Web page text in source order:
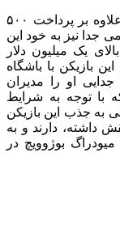
هر باشگاهی که خواستار جذب بیفوما است علاوه بر پرداخت ۵۰۰
جدا نیز به خود این
یک میلیون دلار
بازیکن با باشگاه
او را مدیران
با توجه به شرایط
به جذب این بازیکن
تیمش نقش داشته، دارند و به
بوژوویچ در